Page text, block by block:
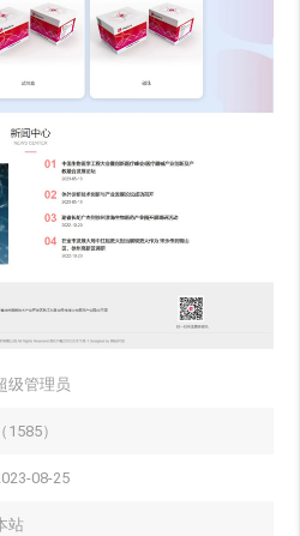
级管理员
（1585）
08-25
站